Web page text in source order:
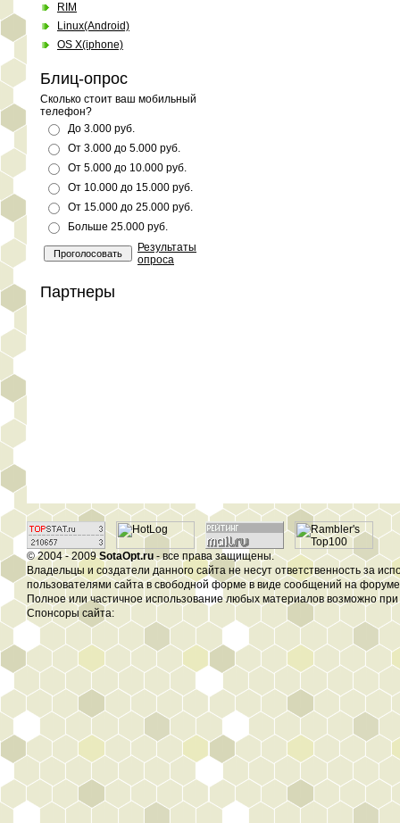
RIM
Linux(Android)
OS X(iphone)
Блиц-опрос
Сколько стоит ваш мобильный
телефон?
До 3.000 руб.
От 3.000 до 5.000 руб.
От 5.000 до 10.000 руб.
От 10.000 до 15.000 руб.
От 15.000 до 25.000 руб.
Больше 25.000 руб.
Результаты
опроса
Партнеры
© 2004 - 2009SotaOpt.ru- все права защищены.
Владельцы и создатели данного сайта не несут ответственность за
пользователями сайта в свободной форме в виде сообщений на
Полное или частичное использование любых материалов возможно
Спонсоры сайта: